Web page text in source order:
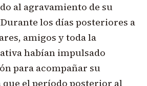
al agravamiento de su
los días posteriores a
amigos y toda la
habían impulsado
para acompañar su
el período posterior al